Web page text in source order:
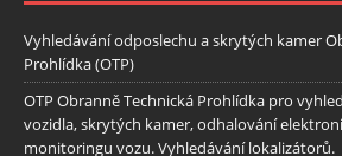
Vyhledávání odposlechu a skrytých kamer
Prohlídka (OTP)
OTP Obranně Technická Prohlídka pro
vozidla, skrytých kamer, odhalování
monitoringu vozu. Vyhledávání lokalizátorů.